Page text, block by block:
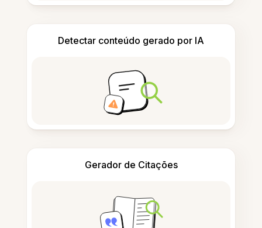
Detectar conteúdo gerado por IA
Gerador de Citações